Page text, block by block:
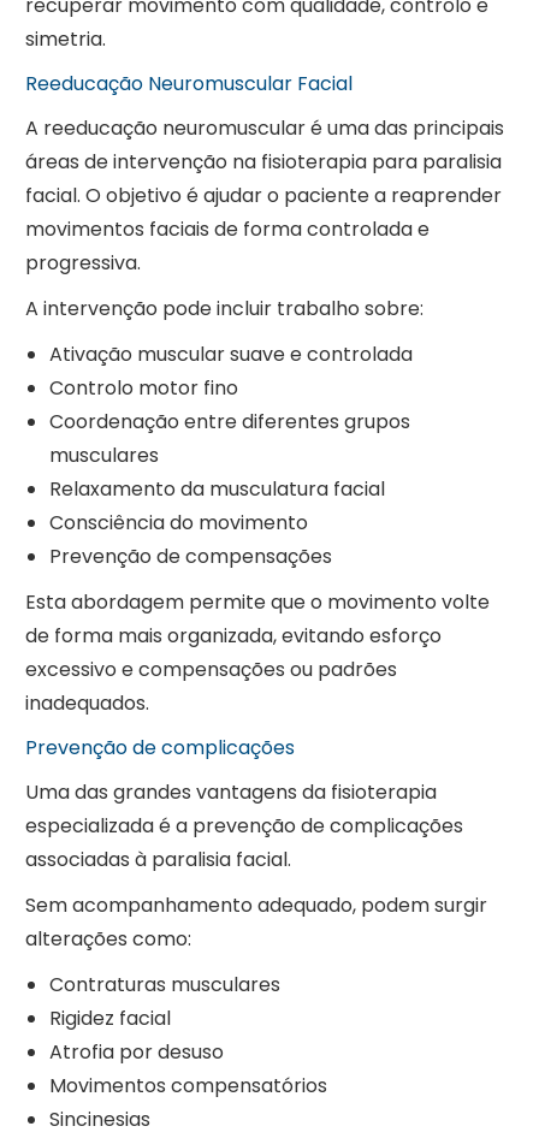
recuperar movimento com qualidade, controlo e
simetria.
Reeducação Neuromuscular Facial
A reeducação neuromuscular é uma das principais
áreas de intervenção na fisioterapia para paralisia
facial. O objetivo é ajudar o paciente a reaprender
movimentos faciais de forma controlada e
progressiva.
A intervenção pode incluir trabalho sobre:
Ativação muscular suave e controlada
Controlo motor fino
Coordenação entre diferentes grupos
musculares
Relaxamento da musculatura facial
Consciência do movimento
Prevenção de compensações
Esta abordagem permite que o movimento volte
de forma mais organizada, evitando esforço
excessivo e compensações ou padrões
inadequados.
Prevenção de complicações
Uma das grandes vantagens da fisioterapia
especializada é a prevenção de complicações
associadas à paralisia facial.
Sem acompanhamento adequado, podem surgir
alterações como:
Contraturas musculares
Rigidez facial
Atrofia por desuso
Movimentos compensatórios
Sincinesias